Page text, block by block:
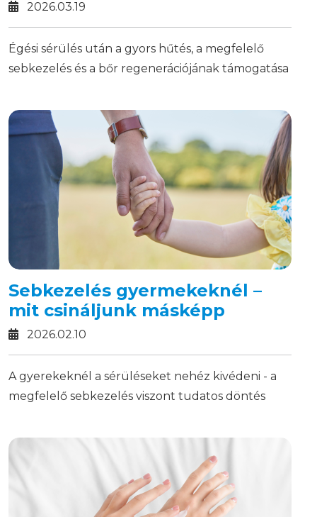
2026.03.19
Égési sérülés után a gyors hűtés, a megfelelő
sebkezelés és a bőr regenerációjának támogatása
Sebkezelés gyermekeknél –
mit csináljunk másképp
2026.02.10
A gyerekeknél a sérüléseket nehéz kivédeni - a
megfelelő sebkezelés viszont tudatos döntés